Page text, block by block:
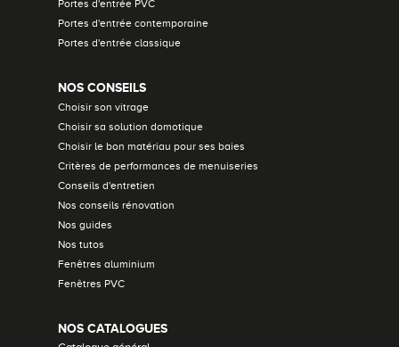
Portes d'entrée PVC
Portes d'entrée contemporaine
Portes d'entrée classique
NOS CONSEILS
Choisir son vitrage
Choisir sa solution domotique
Choisir le bon matériau pour ses baies
Critères de performances de menuiseries
Conseils d'entretien
Nos conseils rénovation
Nos guides
Nos tutos
Fenêtres aluminium
Fenêtres PVC
NOS CATALOGUES